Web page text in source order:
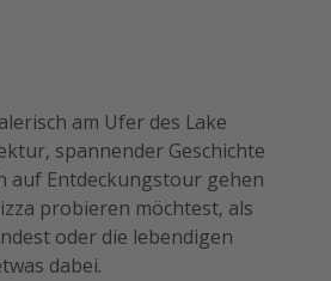
am Ufer des Lake
spannender Geschichte
auf Entdeckungstour gehen
probieren möchtest, als
oder die lebendigen
dabei.